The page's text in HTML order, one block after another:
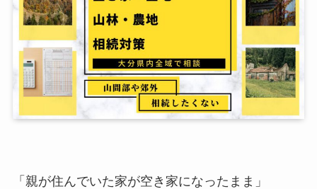
「親が住んでいた家が空き家になったまま」